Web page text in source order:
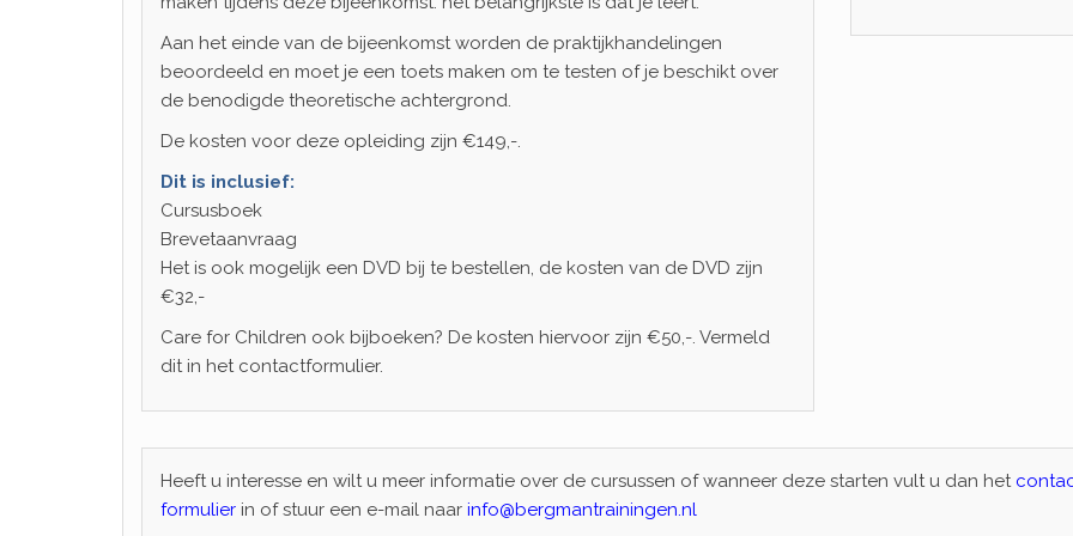
Aan het einde van de bijeenkomst worden de praktijkhandelingen
beoordeeld en moet je een toets maken om te testen of je beschikt over
de benodigde theoretische achtergrond.
De kosten voor deze opleiding zijn €149,-.
Dit is inclusief:
Cursusboek
Brevetaanvraag
Het is ook mogelijk een DVD bij te bestellen, de kosten van de DVD zijn
€32,-
Care for Children ook bijboeken? De kosten hiervoor zijn €50,-. Vermeld
dit in het contactformulier.
Heeft u interesse en wilt u meer informatie over de cursussen of wanneer deze starten vult u dan het
formulier in of stuur een e-mail naar info@bergmantrainingen.nl